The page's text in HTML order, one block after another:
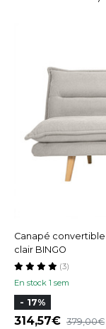
Canapé
clair BINGO
En stock 1 sem
(3)
- 17%
314,57 379,00